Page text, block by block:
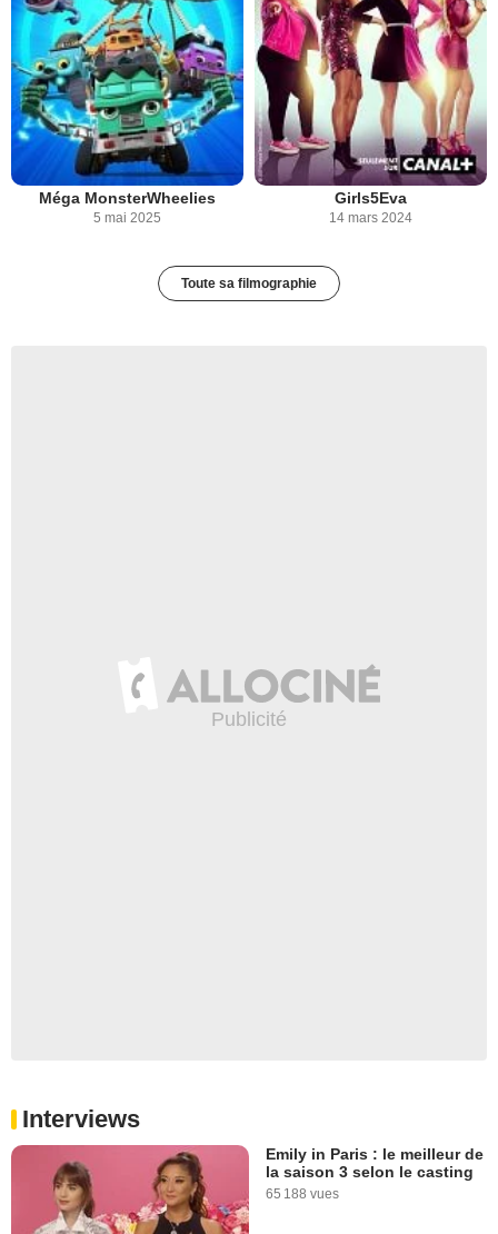
Méga MonsterWheelies
5 mai 2025
Girls5Eva
14 mars 2024
Toute sa filmographie
Interviews
Emily in Paris : le meilleur de
la saison 3 selon le casting
65 188 vues